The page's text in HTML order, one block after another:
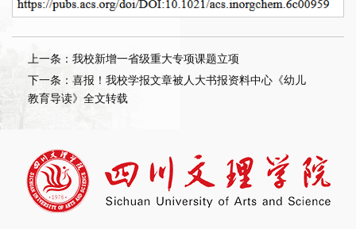
上一条：我校新增一省级重大专项课题立项
下一条：喜报！我校学报文章被人大书报资料中心《幼儿
教育导读》全文转载